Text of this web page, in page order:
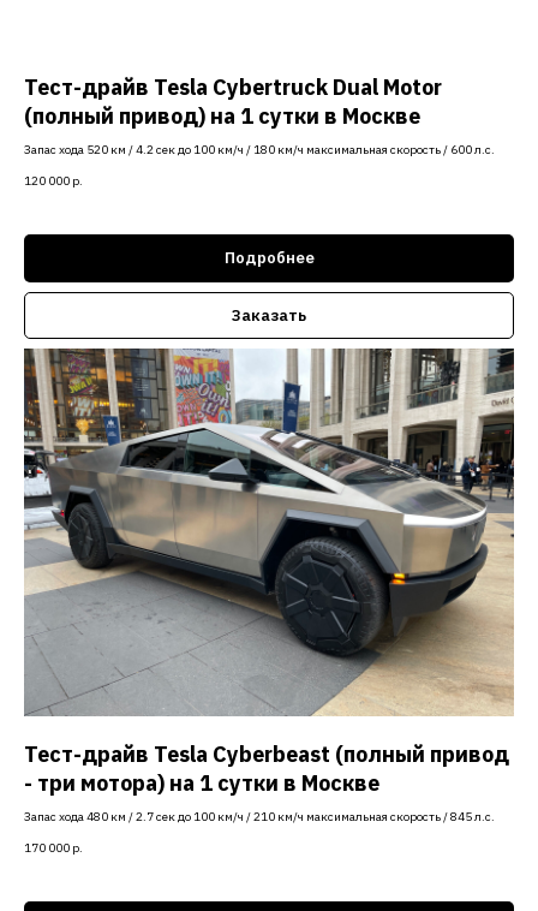
Тест-драйв Tesla Cybertruck Dual Motor
(полный привод) на 1 сутки в Москве
Запас хода 520 км / 4.2 сек до 100 км/ч / 180 км/ч максимальная скорость / 600 л.с.
120 000 р.
Подробнее
Заказать
Тест-драйв Tesla Сyberbeast (полный привод
- три мотора) на 1 сутки в Москве
Запас хода 480 км / 2.7 сек до 100 км/ч / 210 км/ч максимальная скорость / 845 л.с.
170 000 р.